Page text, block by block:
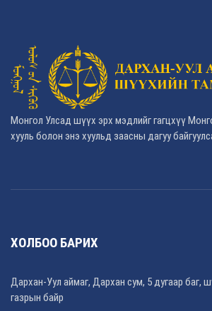
Монгол Улсад шүүх эрх мэдлийг гагцхүү
хууль болон энэ хуульд заасны дагуу
ХОЛБОО БАРИХ
Дархан-Уул аймаг, Дархан сум, 5 дугаар баг,
газрын байр